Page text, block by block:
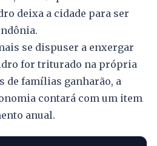
deixa a cidade para ser
se dispuser a enxergar
for triturado na própria
de famílias ganharão, a
contará com um item
anual.